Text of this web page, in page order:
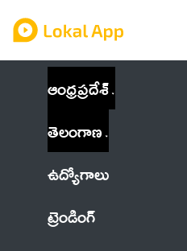
ఆంధ్రప్రదేశ్
తెలంగాణ
ఉద్యోగాలు
ట్రెండింగ్